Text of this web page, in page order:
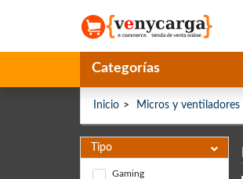
Categorías
Inicio Micros y ventiladores
Tipo
Gaming